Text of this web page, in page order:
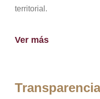
territorial.
Ver más